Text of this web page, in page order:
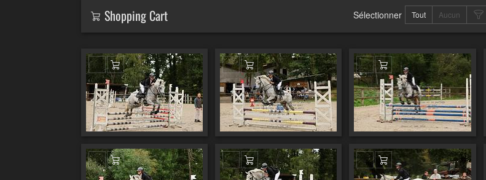
Shopping Cart Sélectionner Tout Aucun
Ajouter au panier Ajouter au panier Ajouter au panier
Ajouter au panier Ajouter au panier Ajouter au panier